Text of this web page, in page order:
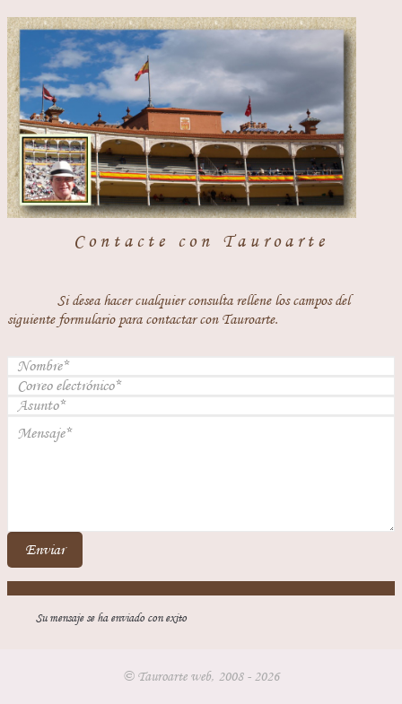
Contacte con Tauroarte
Si desea hacer cualquier consulta rellene los campos del
siguiente formulario para contactar con Tauroarte.
Enviar
Su mensaje se ha enviado con exito
© Tauroarte web, 2008 - 2026